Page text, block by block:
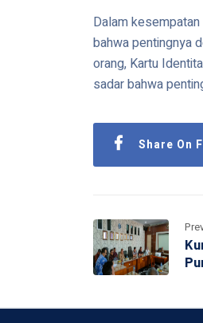
Dalam
bahwa pentingnya
orang, Kartu
sadar bahwa
Share On